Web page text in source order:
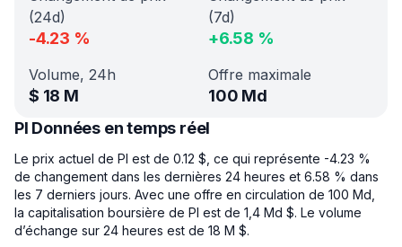
(24d)
-4.23 %
(7d)
+6.58 %
Volume, 24h
$ 18 M
Offre maximale
100 Md
PI Données en temps réel
Le prix actuel de PI est de 0.12 $, ce qui représente -4.23 %
de changement dans les dernières 24 heures et 6.58 % dans
les 7 derniers jours. Avec une offre en circulation de 100 Md,
la capitalisation boursière de PI est de 1,4 Md $. Le volume
d’échange sur 24 heures est de 18 M $.